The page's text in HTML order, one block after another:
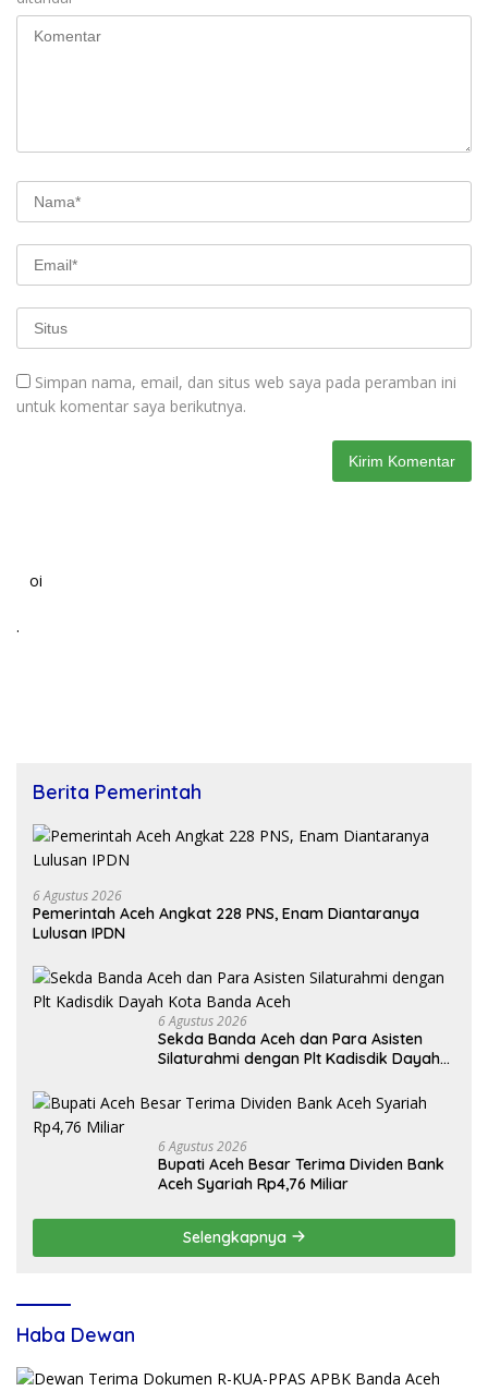
Simpan nama, email, dan situs web saya pada peramban ini
untuk komentar saya berikutnya.
oi
.
Berita Pemerintah
6 Agustus 2026
Pemerintah Aceh Angkat 228 PNS, Enam Diantaranya
Lulusan IPDN
6 Agustus 2026
Sekda Banda Aceh dan Para Asisten
Silaturahmi dengan Plt Kadisdik Dayah
6 Agustus 2026
Bupati Aceh Besar Terima Dividen Bank
Aceh Syariah Rp4,76 Miliar
Selengkapnya
Haba Dewan